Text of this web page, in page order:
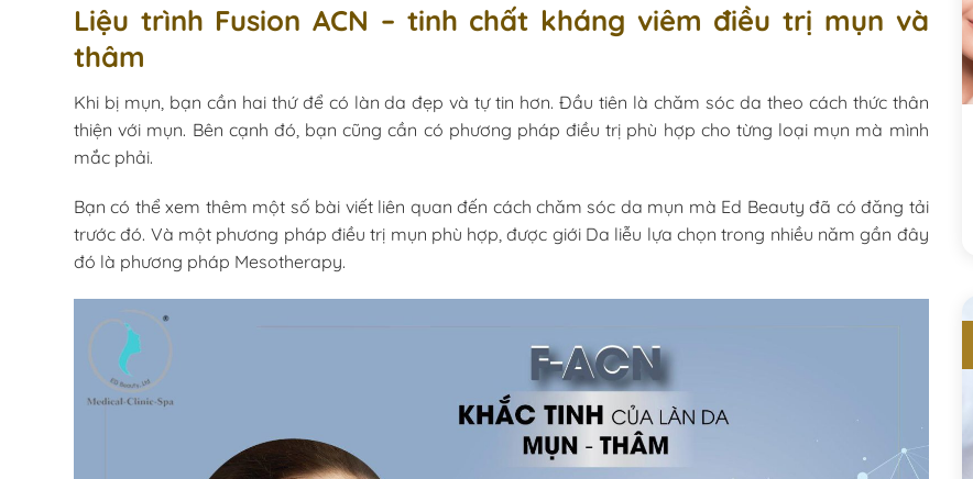
Liệu trình Fusion ACN – tinh chất kháng viêm điều trị mụn và
thâm
Khi bị mụn, bạn cần hai thứ để có làn da đẹp và tự tin hơn. Đầu tiên là chăm sóc da theo cách thức thân
thiện với mụn. Bên cạnh đó, bạn cũng cần có phương pháp điều trị phù hợp cho từng loại mụn mà mình
mắc phải.
Bạn có thể xem thêm một số bài viết liên quan đến cách chăm sóc da mụn mà Ed Beauty đã có đăng tải
trước đó. Và một phương pháp điều trị mụn phù hợp, được giới Da liễu lựa chọn trong nhiều năm gần đây
đó là phương pháp Mesotherapy.